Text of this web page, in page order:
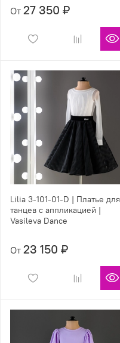
От 27 350 ₽
Lilia 3-101-01-D | Платье для
танцев с аппликацией |
Vasileva Dance
От 23 150 ₽